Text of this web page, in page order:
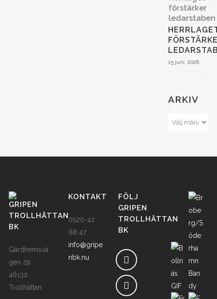
15 juni, 2026
ARKIV
GRIPEN
TROLLHÄTTAN
BK
Gärdhemsvä
gen 29
46132
Trollhättan
KONTAKT
0520-42
88 47
info@gripe
nbk.nu
FÖLJ
GRIPEN
TROLLHÄTTAN
BK